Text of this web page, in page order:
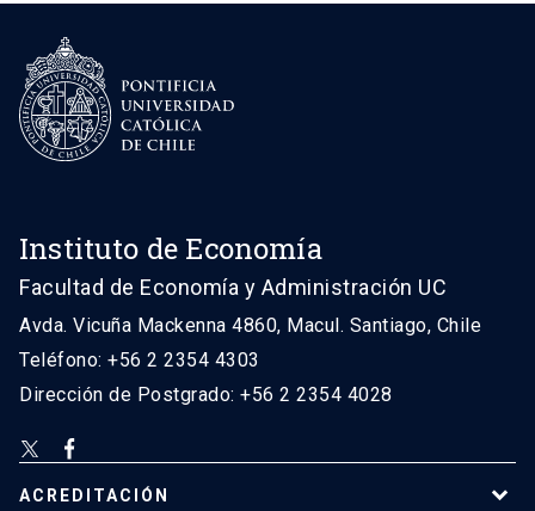
Instituto de Economía
Facultad de Economía y Administración UC
Avda. Vicuña Mackenna 4860, Macul. Santiago, Chile
Teléfono: +56 2 2354 4303
Dirección de Postgrado: +56 2 2354 4028
ACREDITACIÓN